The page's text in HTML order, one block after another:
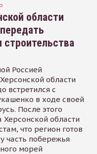
области
строительства
Россией
области
встретился с
в ходе своей
После этого
Херсонской области
что регион готов
часть побережья
морей